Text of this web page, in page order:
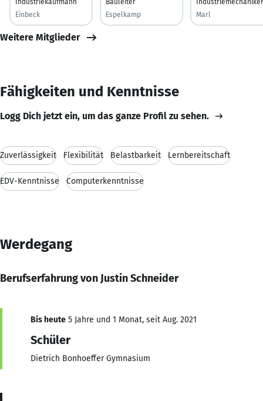
Einbeck
Espelkamp
Marl
Weitere Mitglieder
Fähigkeiten und Kenntnisse
Logg Dich jetzt ein, um das ganze Profil zu sehen.
Zuverlässigkeit Flexibilität Belastbarkeit Lernbereitschaft
EDV-Kenntnisse Computerkenntnisse
Werdegang
Berufserfahrung von Justin Schneider
Bis heute 5 Jahre und 1 Monat, seit Aug. 2021
Schüler
Dietrich Bonhoeffer Gymnasium